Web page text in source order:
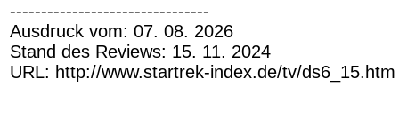
--------------------------------
Ausdruck vom: 07. 08. 2026
Stand des Reviews: 15. 11. 2024
URL: http://www.startrek-index.de/tv/ds6_15.htm